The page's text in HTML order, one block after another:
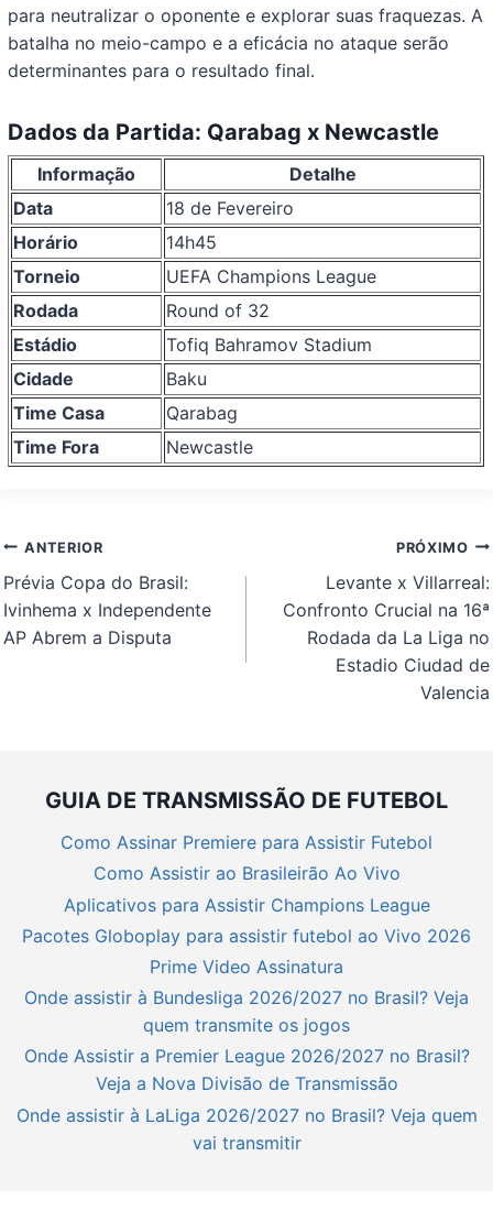
para neutralizar o oponente e explorar suas fraquezas. A
batalha no meio-campo e a eficácia no ataque serão
determinantes para o resultado final.
Dados da Partida: Qarabag x Newcastle
Informação
Detalhe
Data
18 de Fevereiro
Horário
14h45
Torneio
UEFA Champions League
Rodada
Round of 32
Estádio
Tofiq Bahramov Stadium
Cidade
Baku
Time Casa
Qarabag
Time Fora
Newcastle
Navegação
de
Post
ANTERIOR
Prévia Copa do Brasil:
Ivinhema x Independente
AP Abrem a Disputa
PRÓXIMO
Levante x Villarreal:
Confronto Crucial na 16ª
Rodada da La Liga no
Estadio Ciudad de
Valencia
GUIA DE TRANSMISSÃO DE FUTEBOL
Como Assinar Premiere para Assistir Futebol
Como Assistir ao Brasileirão Ao Vivo
Aplicativos para Assistir Champions League
Pacotes Globoplay para assistir futebol ao Vivo 2026
Prime Video Assinatura
Onde assistir à Bundesliga 2026/2027 no Brasil? Veja
quem transmite os jogos
Onde Assistir a Premier League 2026/2027 no Brasil?
Veja a Nova Divisão de Transmissão
Onde assistir à LaLiga 2026/2027 no Brasil? Veja quem
vai transmitir